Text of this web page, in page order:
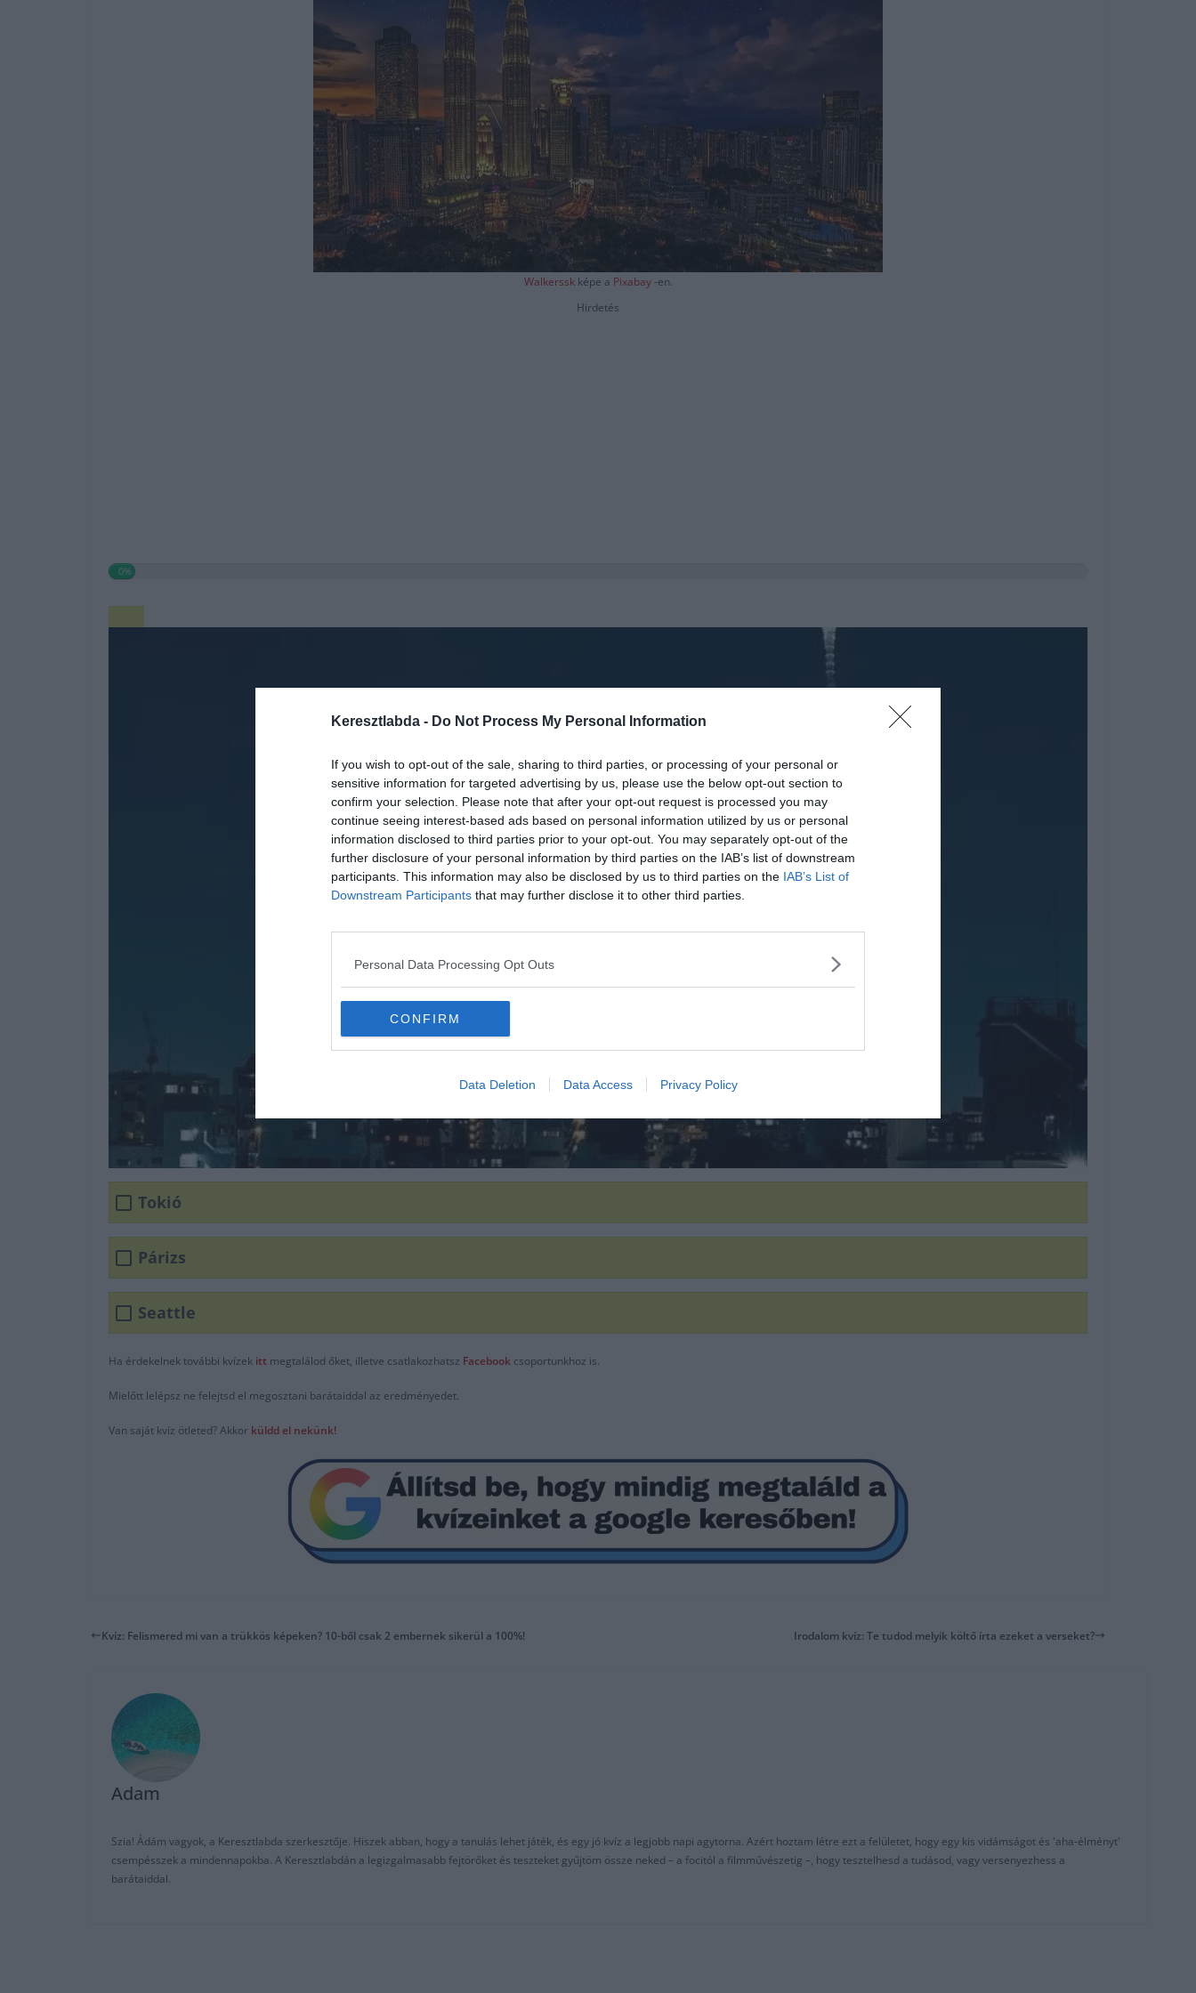
Keresztlabda - Do Not Process My Personal Information
If you wish to opt-out of the sale, sharing to third parties, or processing of your personal or
sensitive information for targeted advertising by us, please use the below opt-out section to
confirm your selection. Please note that after your opt-out request is processed you may
continue seeing interest-based ads based on personal information utilized by us or personal
information disclosed to third parties prior to your opt-out. You may separately opt-out of the
further disclosure of your personal information by third parties on the IAB’s list of downstream
participants. This information may also be disclosed by us to third parties on the IAB’s List of
Downstream Participants that may further disclose it to other third parties.
Personal Data Processing Opt Outs
CONFIRM
Data Deletion Data Access Privacy Policy
Walkersskképe a Pixabay-en.
Hirdetés
0%
Tokió
Párizs
Seattle
Ha érdekelnek további kvízek itt megtalálod őket, illetve csatlakozhatsz Facebook csoportunkhoz is.
Mielőtt lelépsz ne felejtsd el megosztani barátaiddal az eredményedet.
Van saját kvíz ötleted? Akkor küldd el nekünk!
Kvíz: Felismered mi van a trükkös képeken? 10-ből csak 2 embernek sikerül a 100%! Irodalom kvíz: Te tudod melyik költő írta ezeket a verseket?
Adam
Szia! Ádám vagyok, a Keresztlabda szerkesztője. Hiszek abban, hogy a tanulás lehet játék, és egy jó kvíz a legjobb napi agytorna. Azért hoztam létre ezt a felületet, hogy egy kis vidámságot és 'aha-élményt'
csempésszek a mindennapokba. A Keresztlabdán a legizgalmasabb fejtörőket és teszteket gyűjtöm össze neked – a focitól a filmművészetig –, hogy tesztelhesd a tudásod, vagy versenyezhess a
barátaiddal.